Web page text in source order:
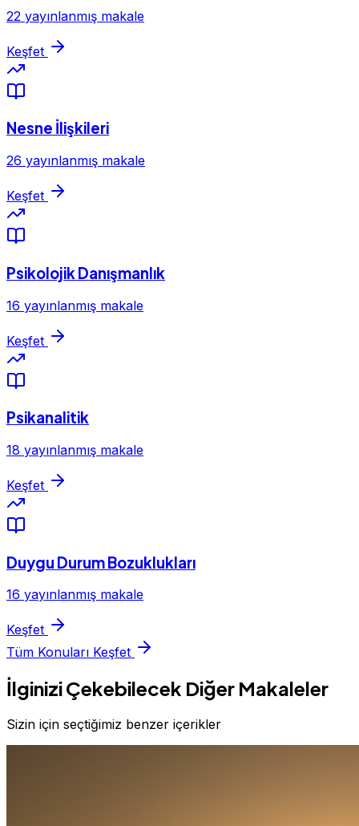
22 yayınlanmış makale
Keşfet
Nesne İlişkileri
26 yayınlanmış makale
Keşfet
Psikolojik Danışmanlık
16 yayınlanmış makale
Keşfet
Psikanalitik
18 yayınlanmış makale
Keşfet
Duygu Durum Bozuklukları
16 yayınlanmış makale
Keşfet
Tüm Konuları Keşfet
İlginizi Çekebilecek Diğer Makaleler
Sizin için seçtiğimiz benzer içerikler